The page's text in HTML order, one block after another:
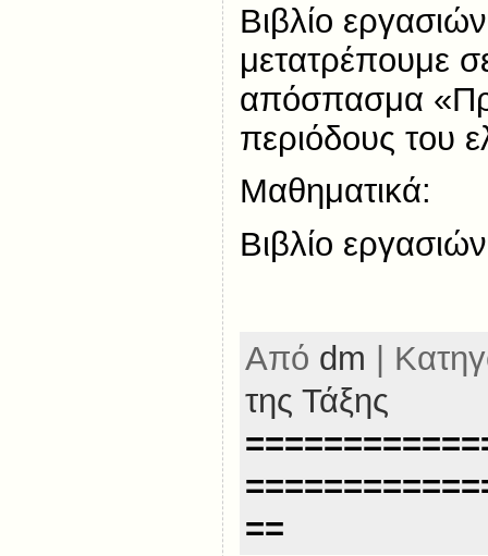
Βιβλίο
μετατρέπουμε
απόσπασμα
περιόδους του
Μαθηματικά:
Βιβλίο
Από dm |
της Τάξης
==